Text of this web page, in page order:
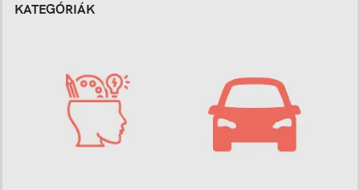
KATEGÓRIÁK